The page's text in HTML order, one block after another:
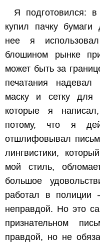
Я подготовился:
купил пачку
нее я
блошином рынке
может быть за
печатания
маску и сетку для
которые я
потому, что я
отшлифовывал
лингвистики,
мой стиль,
большое
работал в
неправдой. Но это
признательном
правдой, но не